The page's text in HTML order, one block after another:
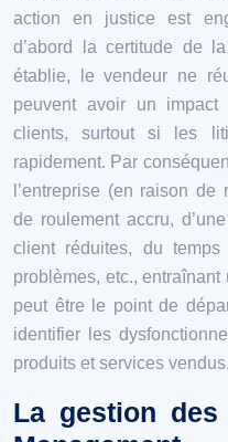
action en justice est
d’abord la certitude de
établie, le vendeur ne
peuvent avoir un
clients, surtout si les
rapidement. Par
l’entreprise (en raison de
de roulement accru,
client réduites, du
problèmes, etc.,
peut être le point de
identifier les
produits et services vendus.
La gestion